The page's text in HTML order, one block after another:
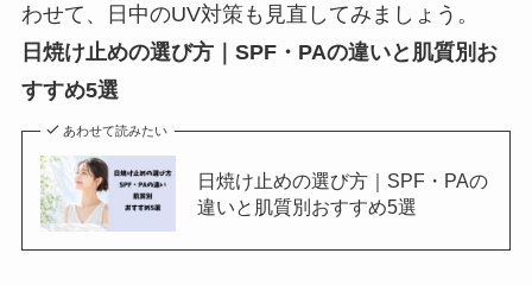
わせて、日中のUV対策も見直してみましょう。
日焼け止めの選び方｜SPF・PAの違いと肌質別お
すすめ5選
あわせて読みたい
日焼け止めの選び方｜SPF・PAの
違いと肌質別おすすめ5選